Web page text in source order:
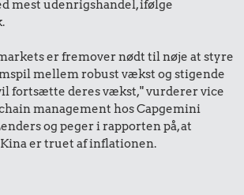
mest udenrigshandel, ifølge
er fremover nødt til nøje at styre
mellem robust vækst og stigende
fortsætte deres vækst," vurderer vice
management hos Capgemini
og peger i rapporten på, at
er truet af inflationen.